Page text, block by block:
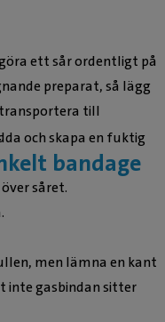
ett sår ordentligt på
preparat, så lägg
till
bandage
och skapa en fuktig
såret.
men lämna en kant
inte gasbindan sitter